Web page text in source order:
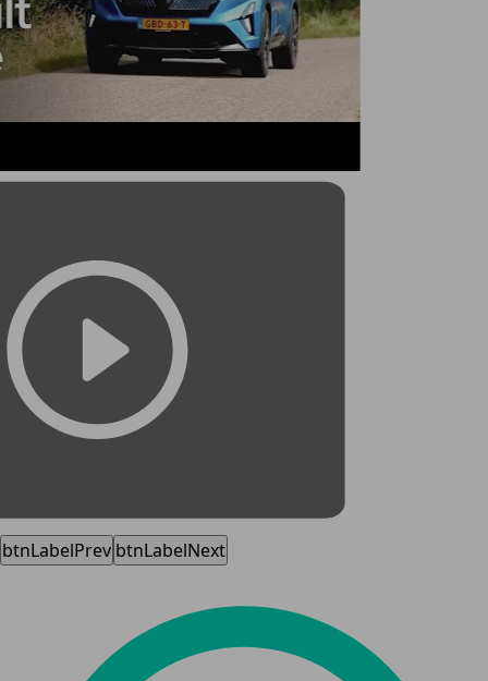
btnLabelPrev btnLabelNext